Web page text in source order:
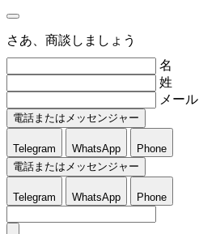
さあ、商談しましょう
名
姓
メール
電話またはメッセンジャー
Telegram WhatsApp
Phone
電話またはメッセンジャー
Telegram WhatsApp Phone